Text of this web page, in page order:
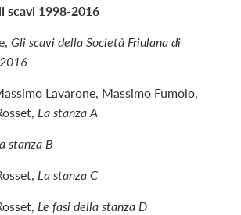
scavi 1998-2016
Gli scavi della Società Friulana di
Lavarone, Massimo Fumolo,
La stanza A
stanza B
La stanza C
Le fasi della stanza D